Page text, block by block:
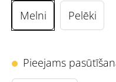
Melni
Pelēki
Pieejams